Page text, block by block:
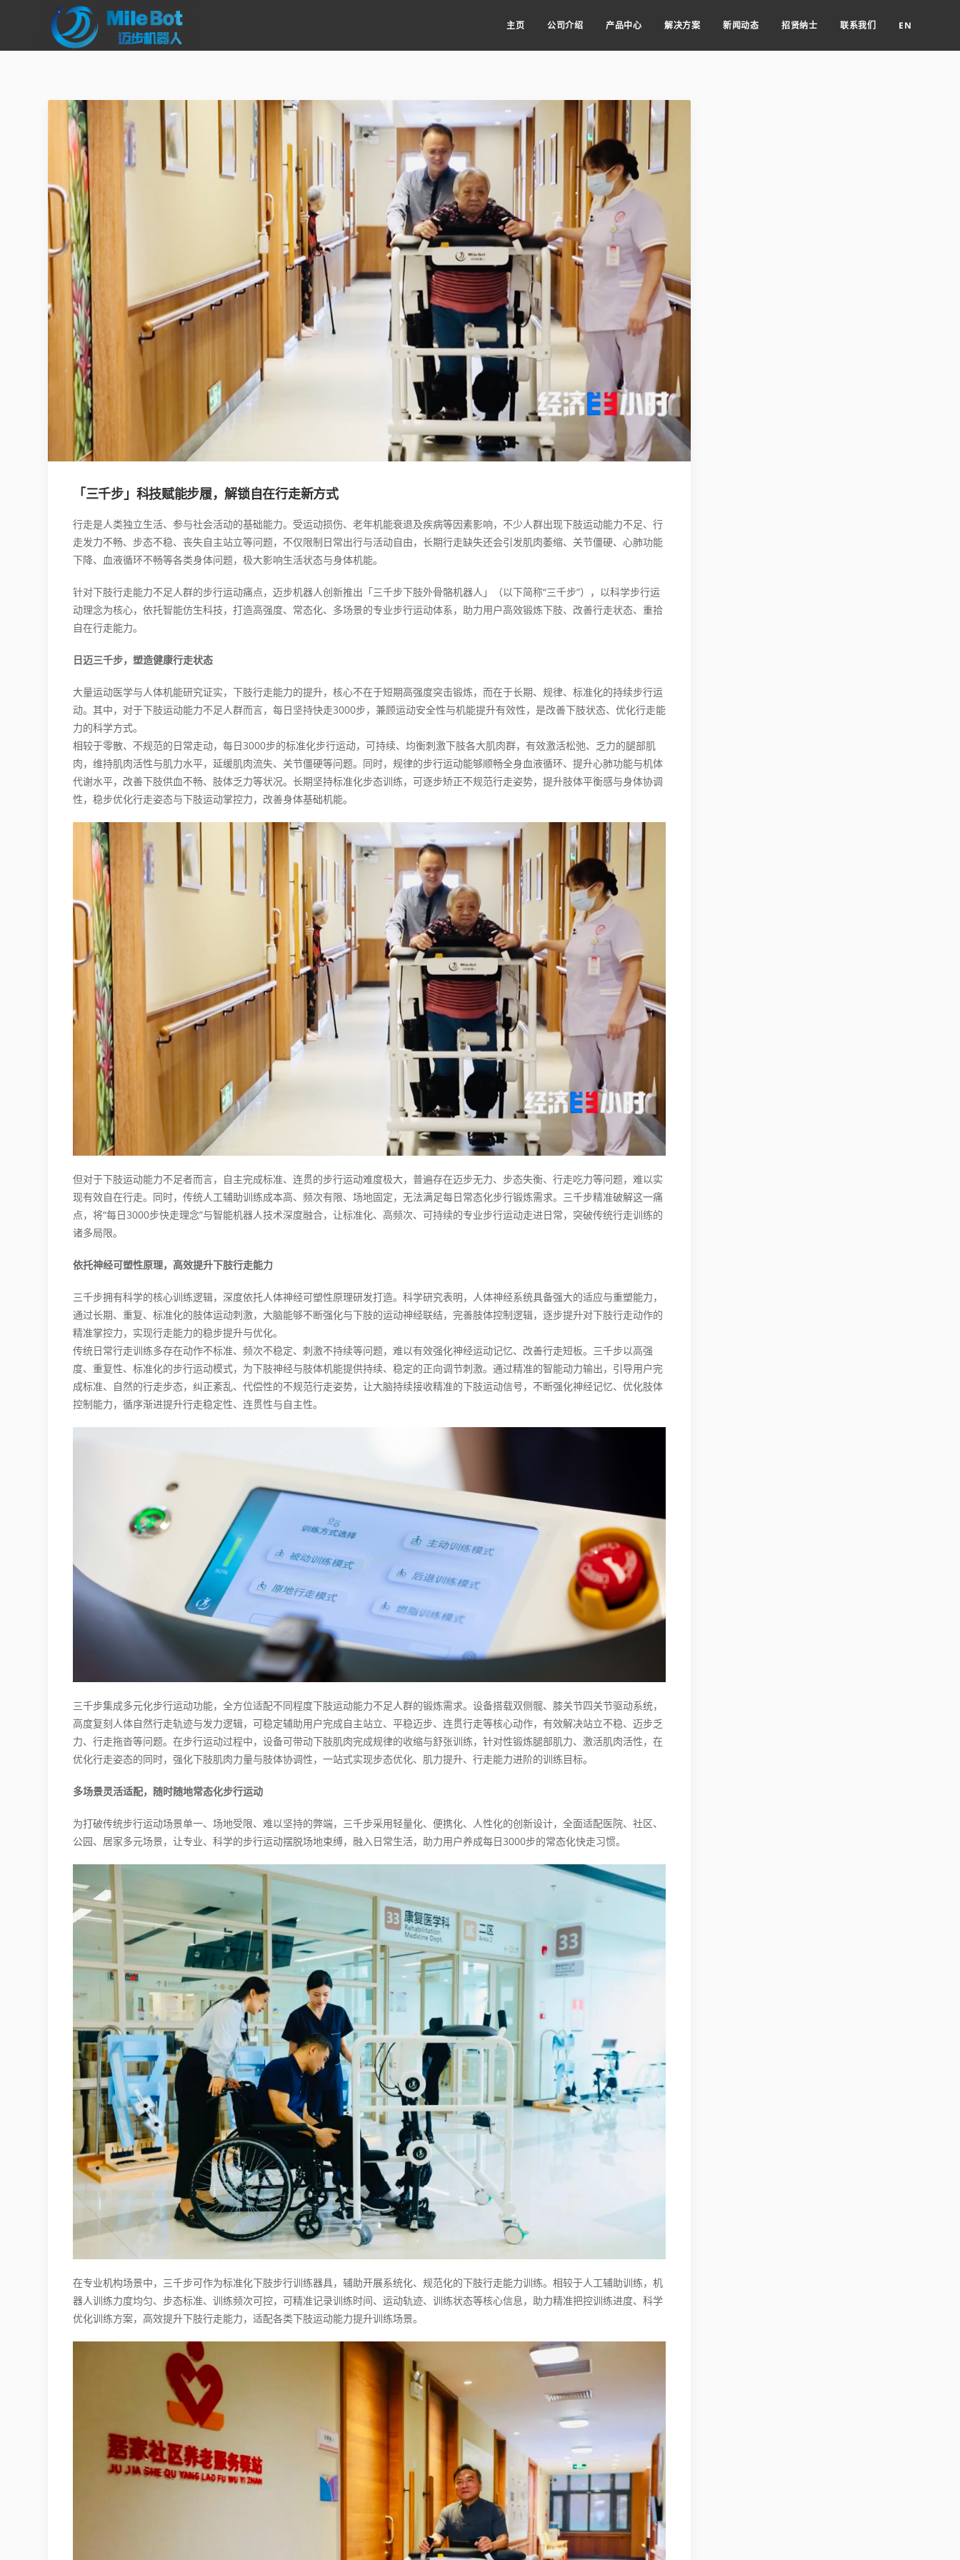
主页 公司介绍 产品中心 解决方案 新闻动态 招贤纳士 联系我们 EN
「三千步」科技赋能步履，解锁自在行走新方式
行走是人类独立生活、参与社会活动的基础能力。受运动损伤、老年机能衰退及疾病等因素影响，不少人群出现下肢运动能力不足、行
走发力不畅、步态不稳、丧失自主站立等问题，不仅限制日常出行与活动自由，长期行走缺失还会引发肌肉萎缩、关节僵硬、心肺功能
下降、血液循环不畅等各类身体问题，极大影响生活状态与身体机能。
针对下肢行走能力不足人群的步行运动痛点，迈步机器人创新推出「三千步下肢外骨骼机器人」（以下简称“三千步”），以科学步行运
动理念为核心，依托智能仿生科技，打造高强度、常态化、多场景的专业步行运动体系，助力用户高效锻炼下肢、改善行走状态、重拾
自在行走能力。
日迈三千步，塑造健康行走状态
大量运动医学与人体机能研究证实，下肢行走能力的提升，核心不在于短期高强度突击锻炼，而在于长期、规律、标准化的持续步行运
动。其中，对于下肢运动能力不足人群而言，每日坚持快走3000步，兼顾运动安全性与机能提升有效性，是改善下肢状态、优化行走能
力的科学方式。
相较于零散、不规范的日常走动，每日3000步的标准化步行运动，可持续、均衡刺激下肢各大肌肉群，有效激活松弛、乏力的腿部肌
肉，维持肌肉活性与肌力水平，延缓肌肉流失、关节僵硬等问题。同时，规律的步行运动能够顺畅全身血液循环、提升心肺功能与机体
代谢水平，改善下肢供血不畅、肢体乏力等状况。长期坚持标准化步态训练，可逐步矫正不规范行走姿势，提升肢体平衡感与身体协调
性，稳步优化行走姿态与下肢运动掌控力，改善身体基础机能。
但对于下肢运动能力不足者而言，自主完成标准、连贯的步行运动难度极大，普遍存在迈步无力、步态失衡、行走吃力等问题，难以实
现有效自在行走。同时，传统人工辅助训练成本高、频次有限、场地固定，无法满足每日常态化步行锻炼需求。三千步精准破解这一痛
点，将“每日3000步快走理念”与智能机器人技术深度融合，让标准化、高频次、可持续的专业步行运动走进日常，突破传统行走训练的
诸多局限。
依托神经可塑性原理，高效提升下肢行走能力
三千步拥有科学的核心训练逻辑，深度依托人体神经可塑性原理研发打造。科学研究表明，人体神经系统具备强大的适应与重塑能力，
通过长期、重复、标准化的肢体运动刺激，大脑能够不断强化与下肢的运动神经联结，完善肢体控制逻辑，逐步提升对下肢行走动作的
精准掌控力，实现行走能力的稳步提升与优化。
传统日常行走训练多存在动作不标准、频次不稳定、刺激不持续等问题，难以有效强化神经运动记忆、改善行走短板。三千步以高强
度、重复性、标准化的步行运动模式，为下肢神经与肢体机能提供持续、稳定的正向调节刺激。通过精准的智能动力输出，引导用户完
成标准、自然的行走步态，纠正紊乱、代偿性的不规范行走姿势，让大脑持续接收精准的下肢运动信号，不断强化神经记忆、优化肢体
控制能力，循序渐进提升行走稳定性、连贯性与自主性。
三千步集成多元化步行运动功能，全方位适配不同程度下肢运动能力不足人群的锻炼需求。设备搭载双侧髋、膝关节四关节驱动系统，
高度复刻人体自然行走轨迹与发力逻辑，可稳定辅助用户完成自主站立、平稳迈步、连贯行走等核心动作，有效解决站立不稳、迈步乏
力、行走拖沓等问题。在步行运动过程中，设备可带动下肢肌肉完成规律的收缩与舒张训练，针对性锻炼腿部肌力、激活肌肉活性，在
优化行走姿态的同时，强化下肢肌肉力量与肢体协调性，一站式实现步态优化、肌力提升、行走能力进阶的训练目标。
多场景灵活适配，随时随地常态化步行运动
为打破传统步行运动场景单一、场地受限、难以坚持的弊端，三千步采用轻量化、便携化、人性化的创新设计，全面适配医院、社区、
公园、居家多元场景，让专业、科学的步行运动摆脱场地束缚，融入日常生活，助力用户养成每日3000步的常态化快走习惯。
在专业机构场景中，三千步可作为标准化下肢步行训练器具，辅助开展系统化、规范化的下肢行走能力训练。相较于人工辅助训练，机
器人训练力度均匀、步态标准、训练频次可控，可精准记录训练时间、运动轨迹、训练状态等核心信息，助力精准把控训练进度、科学
优化训练方案，高效提升下肢行走能力，适配各类下肢运动能力提升训练场景。